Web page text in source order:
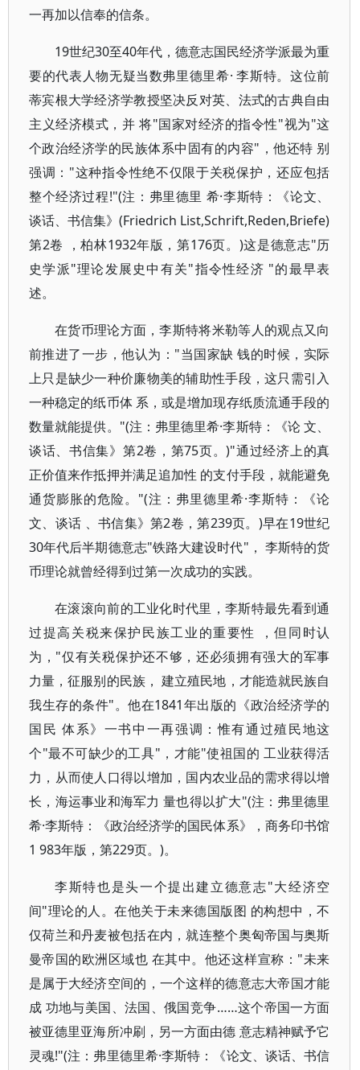
一再加以信奉的信条。
19世纪30至40年代，德意志国民经济学派最为重
要的代表人物无疑当数弗里德里希· 李斯特。这位前
蒂宾根大学经济学教授坚决反对英、法式的古典自由
主义经济模式，并 将"国家对经济的指令性"视为"这
个政治经济学的民族体系中固有的内容"，他还特 别
强调："这种指令性绝不仅限于关税保护，还应包括
整个经济过程!"(注：弗里德里 希·李斯特：《论文、
谈话、书信集》(Friedrich List,Schrift,Reden,Briefe)
第2卷 ，柏林1932年版，第176页。)这是德意志"历
史学派"理论发展史中有关"指令性经济 "的最早表
述。
在货币理论方面，李斯特将米勒等人的观点又向
前推进了一步，他认为："当国家缺 钱的时候，实际
上只是缺少一种价廉物美的辅助性手段，这只需引入
一种稳定的纸币体 系，或是增加现存纸质流通手段的
数量就能提供。"(注：弗里德里希·李斯特：《论 文、
谈话、书信集》第2卷，第75页。)"通过经济上的真
正价值来作抵押并满足追加性 的支付手段，就能避免
通货膨胀的危险。"(注：弗里德里希·李斯特：《论
文、谈话 、书信集》第2卷，第239页。)早在19世纪
30年代后半期德意志"铁路大建设时代"， 李斯特的货
币理论就曾经得到过第一次成功的实践。
在滚滚向前的工业化时代里，李斯特最先看到通
过提高关税来保护民族工业的重要性 ，但同时认
为，"仅有关税保护还不够，还必须拥有强大的军事
力量，征服别的民族， 建立殖民地，才能造就民族自
我生存的条件"。他在1841年出版的《政治经济学的
国民 体系》一书中一再强调：惟有通过殖民地这
个"最不可缺少的工具"，才能"使祖国的 工业获得活
力，从而使人口得以增加，国内农业品的需求得以增
长，海运事业和海军力 量也得以扩大"(注：弗里德里
希·李斯特：《政治经济学的国民体系》，商务印书馆
1 983年版，第229页。)。
李斯特也是头一个提出建立德意志"大经济空
间"理论的人。在他关于未来德国版图 的构想中，不
仅荷兰和丹麦被包括在内，就连整个奥匈帝国与奥斯
曼帝国的欧洲区域也 在其中。他还这样宣称："未来
是属于大经济空间的，一个这样的德意志大帝国才能
成 功地与美国、法国、俄国竞争……这个帝国一方面
被亚德里亚海所冲刷，另一方面由德 意志精神赋予它
灵魂!"(注：弗里德里希·李斯特：《论文、谈话、书信